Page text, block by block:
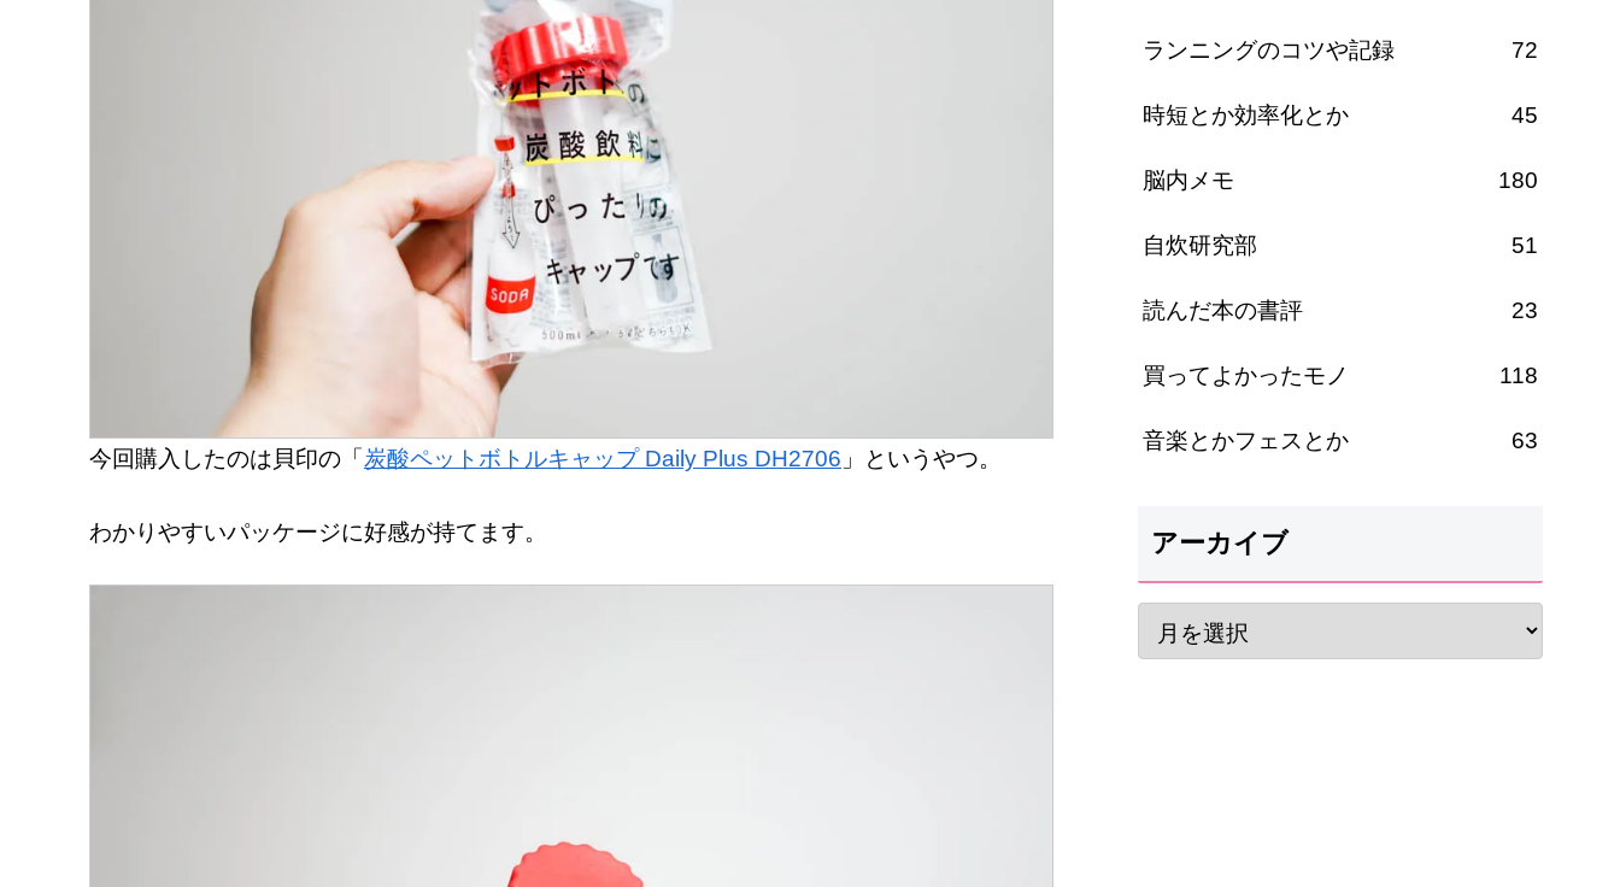
今回購入したのは貝印の「 炭酸ペットボトルキャップ Daily Plus DH2706 」というやつ。
わかりやすいパッケージに好感が持てます。
ランニングのコツや記録 72
時短とか効率化とか 45
脳内メモ 180
自炊研究部 51
読んだ本の書評 23
買ってよかったモノ 118
音楽とかフェスとか 63
アーカイブ